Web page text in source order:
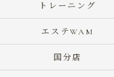
トレーニング
エステWAM
国分店